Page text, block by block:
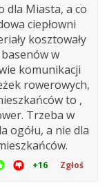
dla Miasta, a co
ciepłowni
kosztowały
w
komunikacji
rowerowych,
to ,
Trzeba w
ogółu, a nie dla
+16 Zgłoś